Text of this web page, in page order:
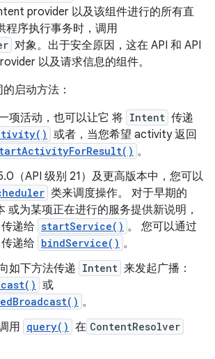
provider 以及该组件进行的所有直
程序执行事务时，调用
对象。出于安全原因，这在 API 和 API
以及请求信息的组件。
启动方法：
项活动，也可以让它 将 Intent 传递
或者，当您希望 activity 返回
。
（API 级别 21）及更高版本中，您可以
类来调度操作。 对于早期的
或为某项正在进行的服务提供新说明，
传递给 startService() 。 您可以通过
传递给 bindService() 。
如下方法传递 Intent 来发起广播：
或
。
用 query() 在 ContentResolver